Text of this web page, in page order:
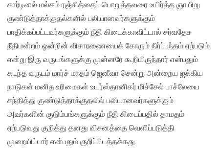
கார்டினல் மல்கம் ரஞ்சித்தைப் பொறுத்தவரை உயிர்த்த ஞாயிறு
குண்டுத்தாக்குதல்களில் பலியானவர்களுக்கும்
பாதிக்கப்பட்டவர்களுக்கும் நீதி கிடைக்காவிட்டால் சர்வதேச
நீதிமன்றம் ஒன்றின் விசாரணையைக் கோரும் நிர்ப்பந்தம் ஏற்படும்
என்று இரு வருடங்களுக்கு முன்னரே கூறியிருந்தார் என்பதும்
கடந்த வருடம் மார்ச் மாதம் ஜெனீவா சென்று அன்றைய ஐக்கிய
நாடுகள் மனித உரிமைகள் உயர்ஸ்தானிகர் மிச்சேல் பாச்லேயை
சந்தித்து குண்டுத்தாக்குதலில் பலியானவர்களுக்கும்
அவர்களின் குடும்பங்களுக்கும் நீதி கிடைப்பதில் தாமதம்
ஏற்படுவது குறித்து தனது விசனத்தை வெளிப்படுத்தி
முறையிட்டார் என்பதும் குறிப்பிடத்தக்கது.